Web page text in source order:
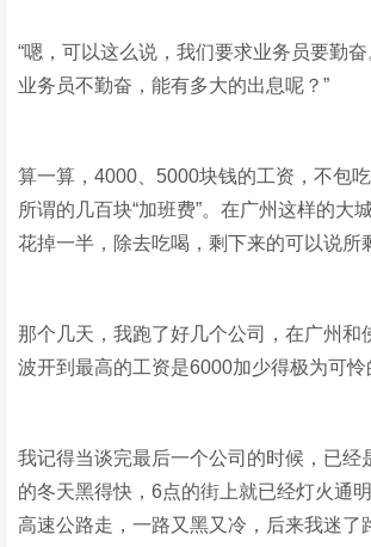
“嗯，可以这么说，我们要求业务员要勤
业务员不勤奋，能有多大的出息呢？”
算一算，4000、5000块钱的工资，不包
所谓的几百块“加班费”。在广州这样的大
花掉一半，除去吃喝，剩下来的可以说所
那个几天，我跑了好几个公司，在广州和
波开到最高的工资是6000加少得极为可怜
我记得当谈完最后一个公司的时候，已经
的冬天黑得快，6点的街上就已经灯火通
高速公路走，一路又黑又冷，后来我迷了